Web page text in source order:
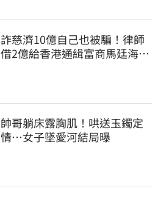
詐慈濟10億自己也被騙！律師
借2億給香港通緝富商馬廷海建
帥哥躺床露胸肌！哄送玉鐲定
情…女子墜愛河結局曝